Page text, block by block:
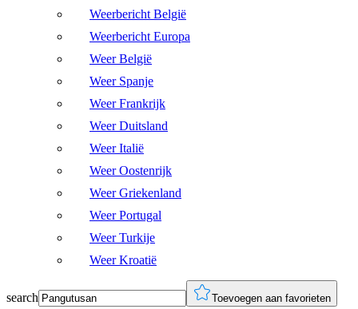
Weerbericht België
Weerbericht Europa
Weer België
Weer Spanje
Weer Frankrijk
Weer Duitsland
Weer Italië
Weer Oostenrijk
Weer Griekenland
Weer Portugal
Weer Turkije
Weer Kroatië
search Toevoegen aan favorieten